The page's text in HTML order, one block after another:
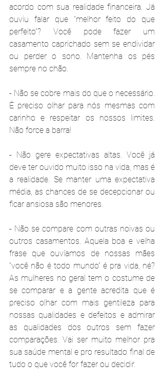
acordo com sua realidade financeira. Já
ouviu falar que “melhor feito do que
perfeito”? Você pode fazer um
casamento caprichado sem se endividar
ou perder o sono. Mantenha os pés
sempre no chão.
- Não se cobre mais do que o necessário.
É preciso olhar para nós mesmas com
carinho e respeitar os nossos limites.
Não force a barra!
- Não gere expectativas altas. Você já
deve ter ouvido muito isso na vida, mas é
a realidade. Se manter uma expectativa
média, as chances de se decepcionar ou
ficar ansiosa são menores.
- Não se compare com outras noivas ou
outros casamentos. Aquela boa e velha
frase que ouvíamos de nossas mães
“você não é todo mundo” é pra vida, né?
As mulheres no geral tem o costume de
se comparar e a gente acredita que é
preciso olhar com mais gentileza para
nossas qualidades e defeitos e admirar
as qualidades dos outros sem fazer
comparações. Vai ser muito melhor pra
sua saúde mental e pro resultado final de
tudo o que você for fazer ou decidir.